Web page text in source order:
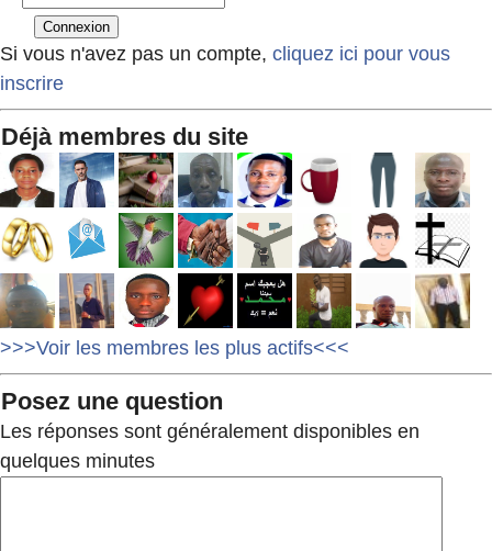
Si vous n'avez pas un compte, cliquez ici pour vous
inscrire
Déjà membres du site
>>>Voir les membres les plus actifs<<<
Posez une question
Les réponses sont généralement disponibles en
quelques minutes